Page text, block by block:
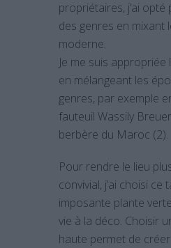
propriétaires, j’ai
des genres en mixant
moderne.
Je me suis appropriée
en mélangeant les
genres, par exemple
fauteuil Wassily
berbère du Maroc (2).
Pour rendre le lieu
convivial, j’ai choisi ce
imposante plante
vie à la déco. Choisir
haute permet de